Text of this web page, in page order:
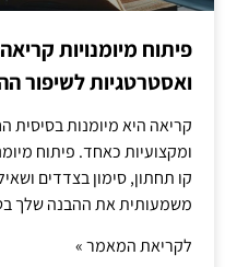
פיתוח מיומנויות
ואסטרטגיות לשיפור
קריאה היא מיומנות בסיסית
ומקצועיות כאחד. פיתוח
קו תחתון, סימון בצדדים
משמעותית את ההבנה שלך
לקריאת המאמר »